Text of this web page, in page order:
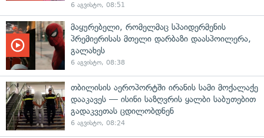
6 აგვისტო, 08:51
მაყურებელი, რომელმაც სპაიდერმენის
პრემიერისას მთელი დარბაზი დაასპოილერა,
გალახეს
6 აგვისტო, 08:38
თბილისის აეროპორტში ირანის სამი მოქალაქე
დააკავეს — ისინი საზღვრის ყალბი საბუთებით
გადაკვეთას ცდილობდნენ
6 აგვისტო, 08:24